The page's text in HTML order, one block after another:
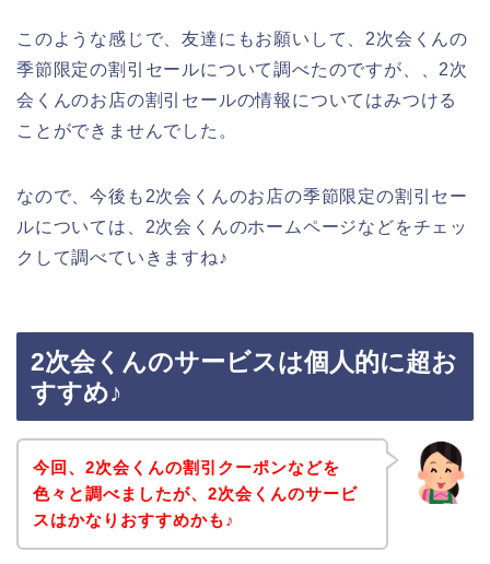
このような感じで、友達にもお願いして、2次会くんの
季節限定の割引セールについて調べたのですが、、2次
会くんのお店の割引セールの情報についてはみつける
ことができませんでした。
なので、今後も2次会くんのお店の季節限定の割引セー
ルについては、2次会くんのホームページなどをチェッ
クして調べていきますね♪
2次会くんのサービスは個人的に超お
すすめ♪
今回、2次会くんの割引クーポンなどを
色々と調べましたが、2次会くんのサービ
スはかなりおすすめかも♪